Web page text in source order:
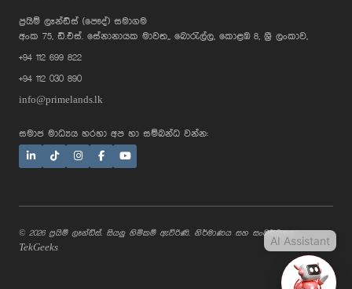
ප්‍රයිම් ලෑන්ඩ්ස් (පෞද්) සමාගම
අංක 75, ඩී.එස්. සේනානායක මාවත,, බොරැල්ල, කොළඹ 8, ශ්‍රී ලංකාව,
+94 112 699 822
+94 112 030 890
info@primelands.lk
සමාජ මාධ්‍යය හරහා අප හා සම්බන්ධ වන්න:
© 2026 ප්‍රයිම් ලෑන්ඩ්ස්. සියලු හිමිකම් ඇවිරිණි. නිර්මාණය සහ සංවර්ධනය
TekGeeks
AI Assistant
Hi, I'm Prime Bee, Your AI